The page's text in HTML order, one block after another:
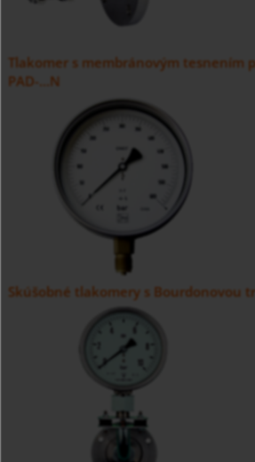
Tlakomer s membránovým tesnením
PAD-...N
Skúšobné tlakomery s Bourdonovou